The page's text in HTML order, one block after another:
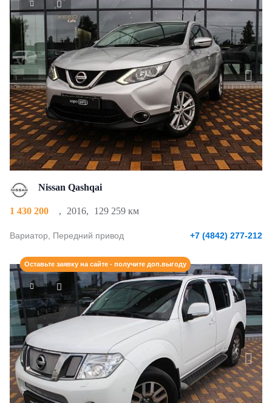
Nissan Qashqai
1 430 200 , 2016, 129 259 км
Вариатор, Передний привод +7 (4842) 277-212
Оставьте заявку на сайте - получите доп.выгоду